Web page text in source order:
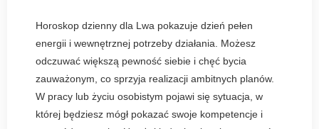
Horoskop dzienny dla Lwa pokazuje dzień pełen
energii i wewnętrznej potrzeby działania. Możesz
odczuwać większą pewność siebie i chęć bycia
zauważonym, co sprzyja realizacji ambitnych planów.
W pracy lub życiu osobistym pojawi się sytuacja, w
której będziesz mógł pokazać swoje kompetencje i